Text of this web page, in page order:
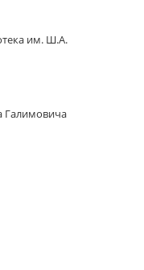
им. Ш.А.
Галимовича